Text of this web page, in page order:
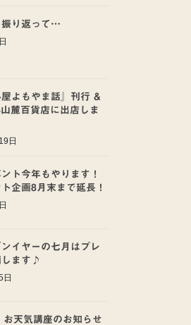
振り返って…
屋よもやま話』刊行 &
麓百貨店に出店しま
日
ト今年もやります！
企画8月末まで延長！
イヤーの七月はプレ
します♪
日
天気講座のお知らせ